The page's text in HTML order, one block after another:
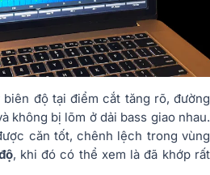
độ tại điểm cắt tăng rõ, đường
không bị lõm ở dải bass giao nhau.
căn tốt, chênh lệch trong vùng
, khi đó có thể xem là đã khớp rất